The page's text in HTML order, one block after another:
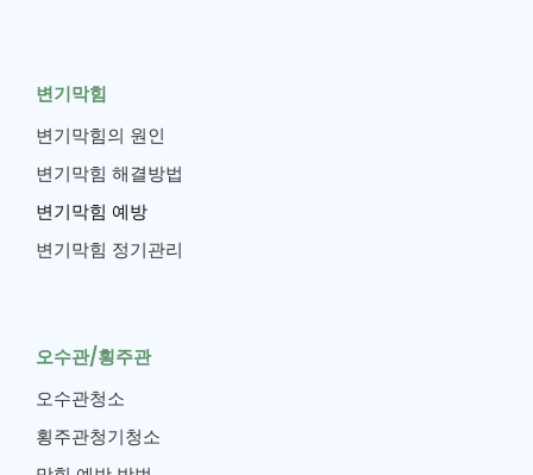
변기막힘
변기막힘의 원인
변기막힘 해결방법
변기막힘 예방
변기막힘 정기관리
오수관/횡주관
오수관청소
횡주관청기청소